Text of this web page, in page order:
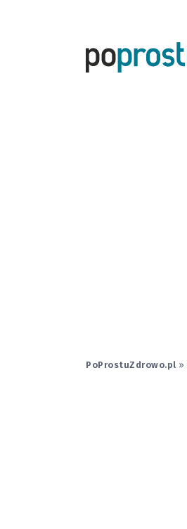
PoProstuZdrowo.pl »